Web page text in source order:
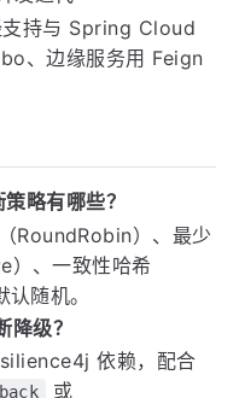
持与 Spring Cloud
、边缘服务用 Feign
略有哪些？
RoundRobin）、最少
）、一致性哈希
随机。
级？
依赖，配合
或